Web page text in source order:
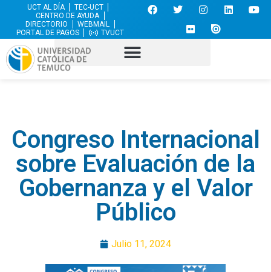
UCT AL DÍA
TEC-UCT
CENTRO DE AYUDA
DIRECTORIO
WEBMAIL
PORTAL DE PAGOS
TVUCT
Congreso Internacional
sobre Evaluación de la
Gobernanza y el Valor
Público
Julio 11, 2024